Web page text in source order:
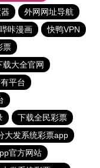
外网网址导航
哔咔漫画
快鸭VPN
票
载大全官网
平台
下载全民彩票
大发系统彩票app
官方网站